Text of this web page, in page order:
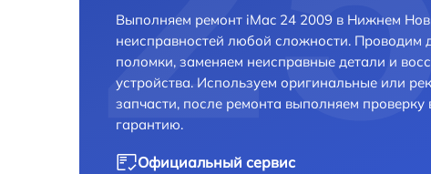
Выполняем ремонт iMac 24 2009 в Нижнем
неисправностей любой сложности. Проводим
поломки, заменяем неисправные детали и
устройства. Используем оригинальные или
запчасти, после ремонта выполняем
гарантию.
Официальный сервис